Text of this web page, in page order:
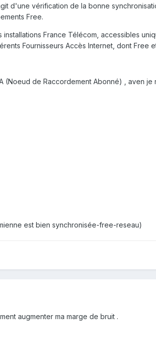
d'une vérification de la bonne
Free.
France Télécom, accessibles
Fournisseurs Accès Internet, dont Free
(Noeud de Raccordement Abonné) , aven
est bien synchronisée-free-reseau)
augmenter ma marge de bruit .